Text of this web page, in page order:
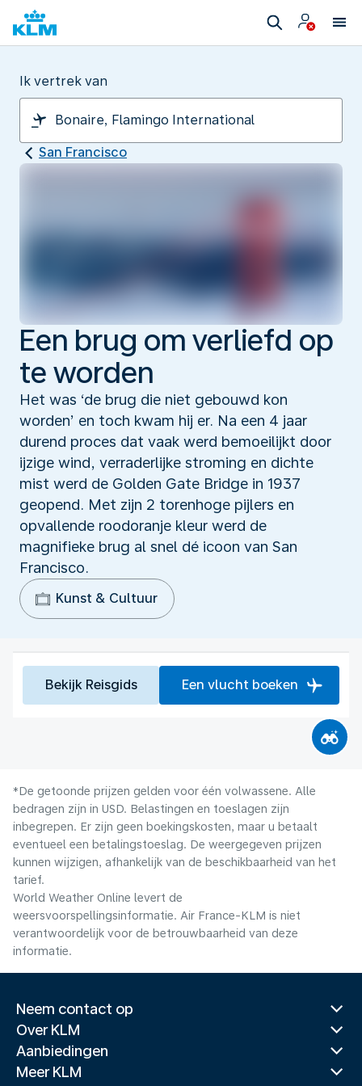
Ik vertrek van
San Francisco
Een brug om verliefd op
te worden
Het was ‘de brug die niet gebouwd kon
worden’ en toch kwam hij er. Na een 4 jaar
durend proces dat vaak werd bemoeilijkt door
ijzige wind, verraderlijke stroming en dichte
mist werd de Golden Gate Bridge in 1937
geopend. Met zijn 2 torenhoge pijlers en
opvallende roodoranje kleur werd de
magnifieke brug al snel dé icoon van San
Francisco.
Kunst & Cultuur
Bekijk Reisgids Een vlucht boeken
*De getoonde prijzen gelden voor één volwassene. Alle
bedragen zijn in USD. Belastingen en toeslagen zijn
inbegrepen. Er zijn geen boekingskosten, maar u betaalt
eventueel een betalingstoeslag. De weergegeven prijzen
kunnen wijzigen, afhankelijk van de beschikbaarheid van het
tarief.
World Weather Online levert de
weersvoorspellingsinformatie. Air France-KLM is niet
verantwoordelijk voor de betrouwbaarheid van deze
informatie.
Neem contact op
Over KLM
Aanbiedingen
Meer KLM